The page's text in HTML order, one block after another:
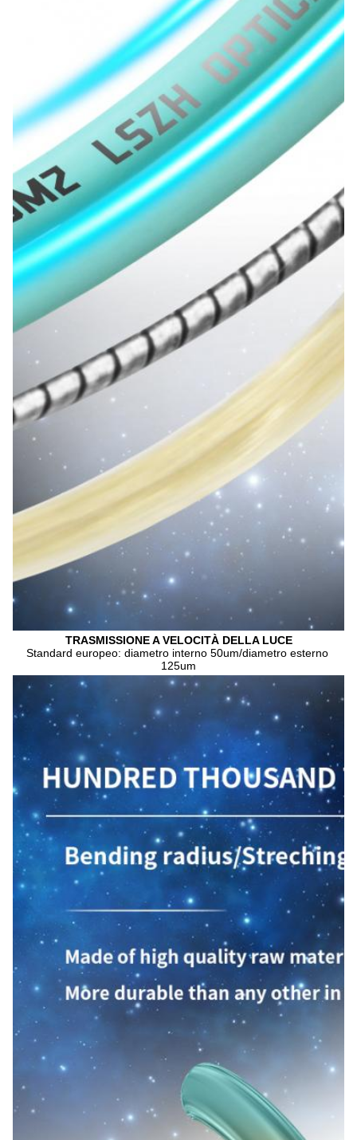
TRASMISSIONE A VELOCITÀ DELLA LUCE
Standard europeo: diametro interno 50um/diametro esterno
125um